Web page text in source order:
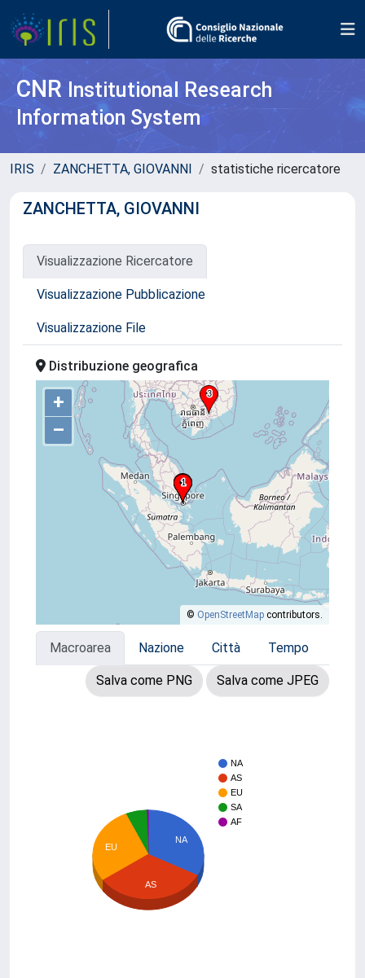
CNR Institutional Research
Information System
IRIS ZANCHETTA, GIOVANNI statistiche ricercatore
ZANCHETTA, GIOVANNI
Visualizzazione Ricercatore
Visualizzazione Pubblicazione
Visualizzazione File
Distribuzione geografica
+
–
© OpenStreetMap contributors.
Macroarea Nazione Città Tempo
Salva come PNG Salva come JPEG
NA
AS
EU
SA
AF
NA
EU
AS